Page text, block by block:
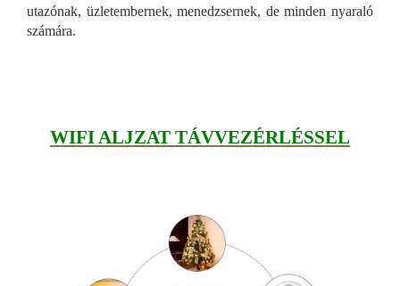
utazónak, üzletembernek, menedzsernek, de minden nyaraló
számára.
WIFI ALJZAT TÁVVEZÉRLÉSSEL